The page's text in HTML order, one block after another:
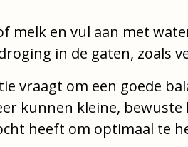
melk en vul aan met
in de gaten, zoals
vraagt om een goede
kunnen kleine,
heeft om optimaal te